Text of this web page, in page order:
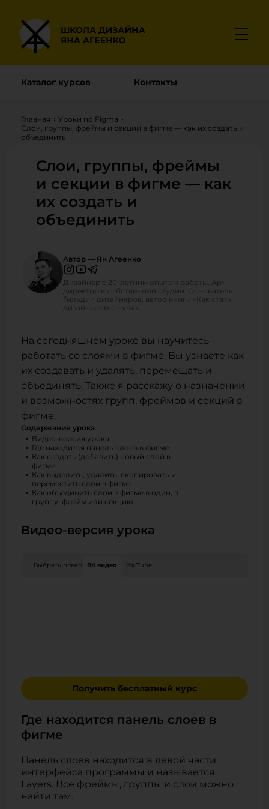
Каталог курсов Контакты
Главная
Уроки по Figma
Слои, группы, фреймы и секции в фигме — как их создать и
объединить
Слои, группы, фреймы
и секции в фигме — как
их создать и
объединить
Автор — Ян Агеенко
Дизайнер с 20-летним опытом работы. Арт-
директор в собственной студии. Основатель
Гильдии дизайнеров, автор книги «Как стать
дизайнером с нуля»
На сегодняшнем уроке вы научитесь
работать со слоями в фигме. Вы узнаете как
их создавать и удалять, перемещать и
объединять. Также я расскажу о назначении
и возможностях групп, фреймов и секций в
фигме.
Содержание урока
Видео-версия урока
Где находится панель слоев в фигме
Как создать (добавить) новый слой в
фигме
Как выделить, удалить, скопировать и
переместить слои в фигме
Как объединить слои в фигме в один, в
группу, фрейм или секцию
Видео-версия урока
Выбрать плеер: ВК видео YouTube
Получить бесплатный курс
Где находится панель слоев в
фигме
Панель слоев находится в левой части
интерфейса программы и называется
Layers. Все фреймы, группы и слои можно
найти там.